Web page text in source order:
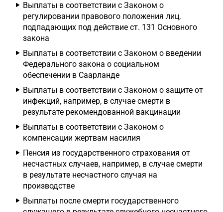
Выплаты в соответствии с Законом о
регулировании правового положения лиц,
подпадающих под действие ст. 131 Основного
закона
Выплаты в соответствии с Законом о введении
Федерального закона о социальном
обеспечении в Саарланде
Выплаты в соответствии с Законом о защите от
инфекций, например, в случае смерти в
результате рекомендованной вакцинации
Выплаты в соответствии с Законом о
компенсации жертвам насилия
Пенсия из государственного страхования от
несчастных случаев, например, в случае смерти
в результате несчастного случая на
производстве
Выплаты после смерти государственного